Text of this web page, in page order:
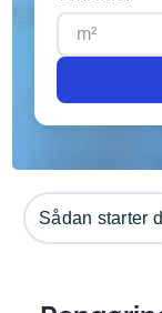
Sådan starter